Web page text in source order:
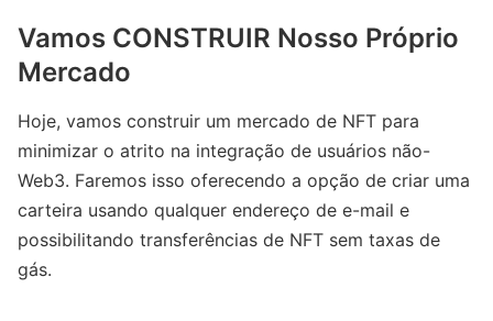
Vamos CONSTRUIR Nosso Próprio
Mercado
Hoje, vamos construir um mercado de NFT para
minimizar o atrito na integração de usuários não-
Web3. Faremos isso oferecendo a opção de criar uma
carteira usando qualquer endereço de e-mail e
possibilitando transferências de NFT sem taxas de
gás.